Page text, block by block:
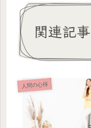
関連記事
人間の心得